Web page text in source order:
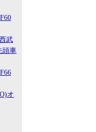
武
頭車
オ